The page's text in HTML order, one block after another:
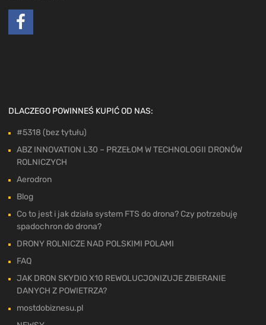
DLACZEGO POWINNEŚ KUPIĆ OD NAS:
#5318 (bez tytułu)
ABZ INNOVATION L30 – PRZEŁOM W TECHNOLOGII DRONÓW
ROLNICZYCH
Aerodron
Blog
Co to jest i jak działa system FTS do drona? Czy potrzebuję
spadochron do drona?
DRONY ROLNICZE NAD POLSKIMI POLAMI
FAQ
JAK DRON SKYDIO X10 REWOLUCJONIZUJE ZBIERANIE
DANYCH Z POWIETRZA?
mostdobiznesu.pl